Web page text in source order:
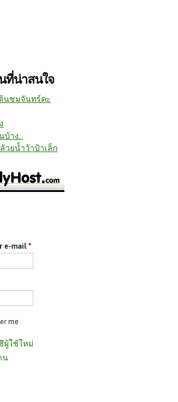
ที่น่าสนใจ
นชมจันทร์คะ
บ้าง..
วยน้ำว้าป้าเล็ก
e-mail *
me
ผู้ใช้ใหม่
น